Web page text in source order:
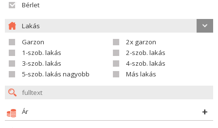
Bérlet
Lakás
Garzon
2x garzon
1-szob. lakás
2-szob. lakás
3-szob. lakás
4-szob. lakás
5-szob. lakás nagyobb
Más lakás
Ár